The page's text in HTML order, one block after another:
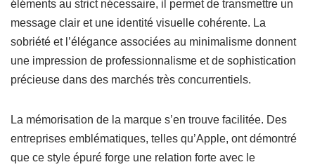
éléments au strict nécessaire, il permet de transmettre un
message clair et une identité visuelle cohérente. La
sobriété et l’élégance associées au minimalisme donnent
une impression de professionnalisme et de sophistication
précieuse dans des marchés très concurrentiels.
La mémorisation de la marque s’en trouve facilitée. Des
entreprises emblématiques, telles qu’Apple, ont démontré
que ce style épuré forge une relation forte avec le